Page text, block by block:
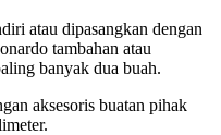
atau dipasangkan dengan
tambahan atau
banyak dua buah.
aksesoris buatan pihak